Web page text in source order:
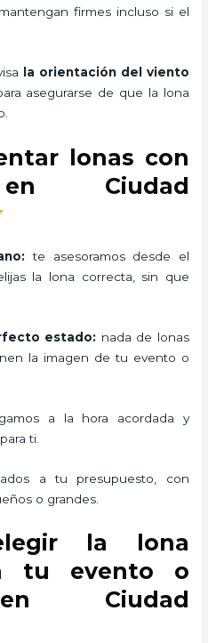
firmes incluso si el
la orientación del viento
asegurarse de que la lona
lonas con
Ciudad
te asesoramos desde el
la lona correcta, sin que
estado: nada de lonas
la imagen de tu evento o
a la hora acordada y
ti.
a tu presupuesto, con
o grandes.
la lona
tu evento o
Ciudad